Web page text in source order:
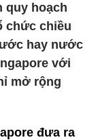
quy hoạch
chức chiều
hay nước
với
mở rộng
đưa ra